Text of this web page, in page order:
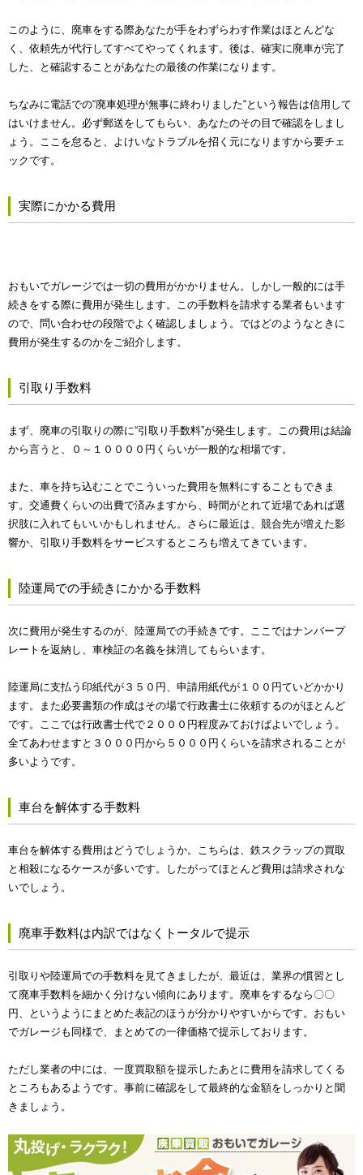
このように、廃車をする際あなたが手をわずらわす作業はほとんどな
く、依頼先が代行してすべてやってくれます。後は、確実に廃車が完了
した、と確認することがあなたの最後の作業になります。
ちなみに電話での“廃車処理が無事に終わりました“という報告は信用して
はいけません。必ず郵送をしてもらい、あなたのその目で確認をしまし
ょう。ここを怠ると、よけいなトラブルを招く元になりますから要チェ
ックです。
実際にかかる費用
おもいでガレージでは一切の費用がかかりません。しかし一般的には手
続きをする際に費用が発生します。この手数料を請求する業者もいます
ので、問い合わせの段階でよく確認しましょう。ではどのようなときに
費用が発生するのかをご紹介します。
引取り手数料
まず、廃車の引取りの際に“引取り手数料”が発生します。この費用は結論
から言うと、０～１００００円くらいが一般的な相場です。
また、車を持ち込むことでこういった費用を無料にすることもできま
す。交通費くらいの出費で済みますから、時間がとれて近場であれば選
択肢に入れてもいいかもしれません。さらに最近は、競合先が増えた影
響か、引取り手数料をサービスするところも増えてきています。
陸運局での手続きにかかる手数料
次に費用が発生するのが、陸運局での手続きです。ここではナンバープ
レートを返納し、車検証の名義を抹消してもらいます。
陸運局に支払う印紙代が３５０円、申請用紙代が１００円ていどかかり
ます。また必要書類の作成はその場で行政書士に依頼するのがほとんど
です。ここでは行政書士代で２０００円程度みておけばよいでしょう。
全てあわせますと３０００円から５０００円くらいを請求されることが
多いようです。
車台を解体する手数料
車台を解体する費用はどうでしょうか。こちらは、鉄スクラップの買取
と相殺になるケースが多いです。したがってほとんど費用は請求されな
いでしょう。
廃車手数料は内訳ではなくトータルで提示
引取りや陸運局での手数料を見てきましたが、最近は、業界の慣習とし
て廃車手数料を細かく分けない傾向にあります。廃車をするなら〇〇
円、というようにまとめた表記のほうが分かりやすいからです。おもい
でガレージも同様で、まとめての一律価格で提示しております。
ただし業者の中には、一度買取額を提示したあとに費用を請求してくる
ところもあるようです。事前に確認をして最終的な金額をしっかりと聞
きましょう。